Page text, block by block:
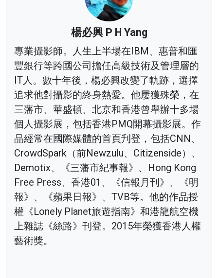
楊必興 P H Yang
專業攝影師。人生上半場在IBM、惠普和匯
豐銀行等跨國公司擔任高級技術及管理層的
IT人。數十年後，楊必興改變了軌跡，選擇
追求他對攝影的終身熱愛。他屢獲殊榮，在
三藩市、華盛頓、北京和香港曾舉辦十多場
個人攝影展，包括香港PMQ開幕攝影展。作
品經常在國際媒體的首頁刋登，包括CNN、
CrowdSpark（前Newzulu、Citizenside）、
Demotix、《三藩市紀事報》、Hong Kong
Free Press、香港01、《信報月刊》、《明
報》、《蘋果日報》、TVB等。他的作品授
權《Lonely Planet旅遊指南》和港龍航空機
上雜誌《絲路》刊登。2015年榮獲香港人權
藝術獎。